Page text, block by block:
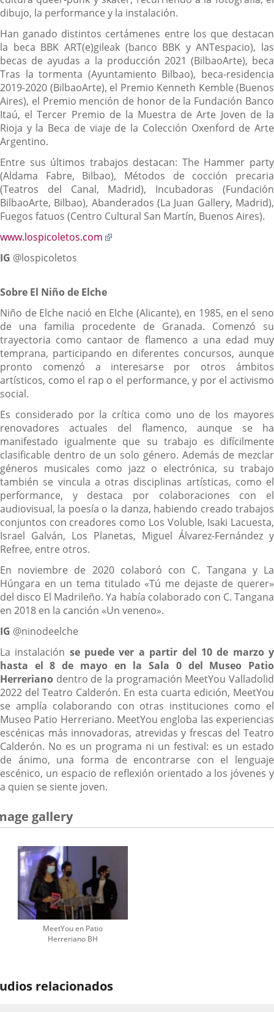
dibujo, la performance y la instalación.
Han ganado distintos certámenes entre los que destacan
la beca BBK ART(e)gileak (banco BBK y ANTespacio), las
becas de ayudas a la producción 2021 (BilbaoArte), beca
Tras la tormenta (Ayuntamiento Bilbao), beca-residencia
2019-2020 (BilbaoArte), el Premio Kenneth Kemble (Buenos
Aires), el Premio mención de honor de la Fundación Banco
Itaú, el Tercer Premio de la Muestra de Arte Joven de la
Rioja y la Beca de viaje de la Colección Oxenford de Arte
Argentino.
Entre sus últimos trabajos destacan: The Hammer party
(Aldama Fabre, Bilbao), Métodos de cocción precaria
(Teatros del Canal, Madrid), Incubadoras (Fundación
BilbaoArte, Bilbao), Abanderados (La Juan Gallery, Madrid),
Fuegos fatuos (Centro Cultural San Martín, Buenos Aires).
www.lospicoletos.com
IG @lospicoletos
Sobre El Niño de Elche
Niño de Elche nació en Elche (Alicante), en 1985, en el seno
de una familia procedente de Granada. Comenzó su
trayectoria como cantaor de flamenco a una edad muy
temprana, participando en diferentes concursos, aunque
pronto comenzó a interesarse por otros ámbitos
artísticos, como el rap o el performance, y por el activismo
social.
Es considerado por la crítica como uno de los mayores
renovadores actuales del flamenco, aunque se ha
manifestado igualmente que su trabajo es difícilmente
clasificable dentro de un solo género. Además de mezclar
géneros musicales como jazz o electrónica, su trabajo
también se vincula a otras disciplinas artísticas, como el
performance, y destaca por colaboraciones con el
audiovisual, la poesía o la danza, habiendo creado trabajos
conjuntos con creadores como Los Voluble, Isaki Lacuesta,
Israel Galván, Los Planetas, Miguel Álvarez-Fernández y
Refree, entre otros.
En noviembre de 2020 colaboró con C. Tangana y La
Húngara en un tema titulado «Tú me dejaste de querer»
del disco El Madrileño. Ya había colaborado con C. Tangana
en 2018 en la canción «Un veneno».
IG @ninodeelche
La instalación se puede ver a partir del 10 de marzo y
hasta el 8 de mayo en la Sala 0 del Museo Patio
Herreriano dentro de la programación MeetYou Valladolid
2022 del Teatro Calderón. En esta cuarta edición, MeetYou
se amplía colaborando con otras instituciones como el
Museo Patio Herreriano. MeetYou engloba las experiencias
escénicas más innovadoras, atrevidas y frescas del Teatro
Calderón. No es un programa ni un festival: es un estado
de ánimo, una forma de encontrarse con el lenguaje
escénico, un espacio de reflexión orientado a los jóvenes y
a quien se siente joven.
gallery
MeetYou en Patio
Herreriano BH
relacionados